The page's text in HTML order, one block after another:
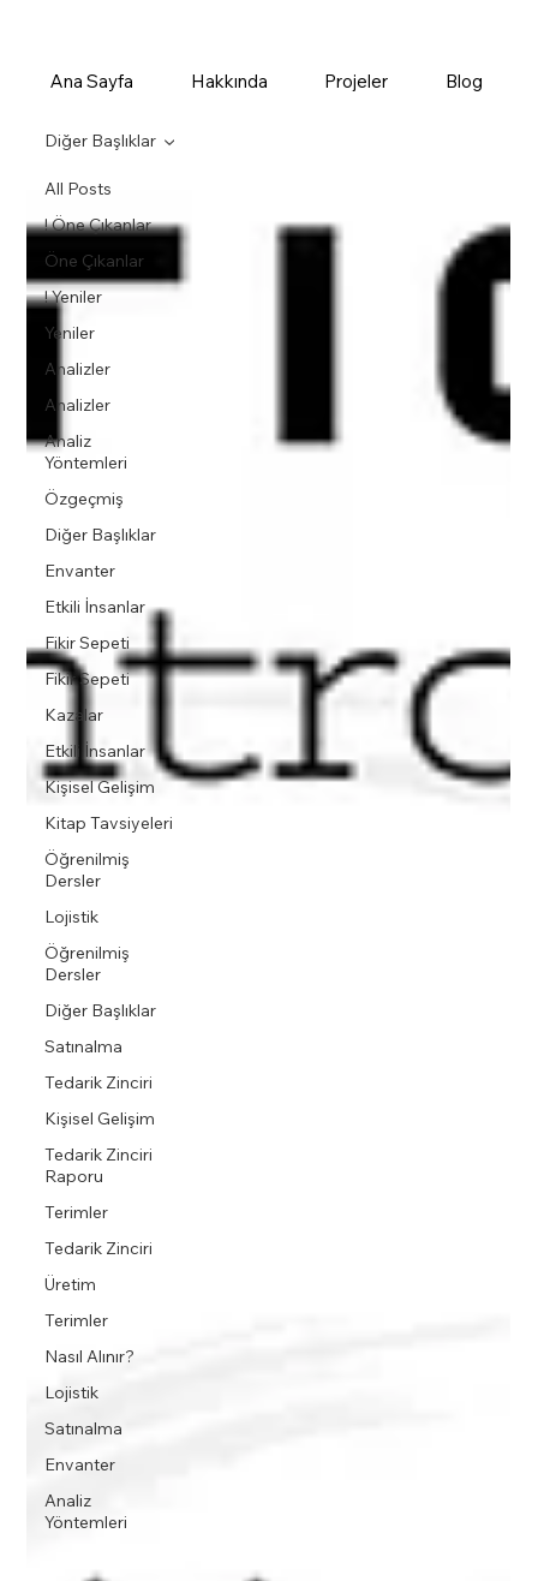
Ana Sayfa Hakkında Projeler Blog
All Posts
! Öne Çıkanlar
Öne Çıkanlar
! Yeniler
Yeniler
Analizler
Analizler
Analiz
Yöntemleri
Özgeçmiş
Diğer Başlıklar
Envanter
Etkili İnsanlar
Fikir Sepeti
Fikir Sepeti
Kazalar
Etkili İnsanlar
Kişisel Gelişim
Kitap Tavsiyeleri
Öğrenilmiş
Dersler
Lojistik
Öğrenilmiş
Dersler
Diğer Başlıklar
Satınalma
Tedarik Zinciri
Kişisel Gelişim
Tedarik Zinciri
Raporu
Terimler
Tedarik Zinciri
Üretim
Terimler
Nasıl Alınır?
Lojistik
Satınalma
Envanter
Analiz
Yöntemleri
Diğer Başlıklar